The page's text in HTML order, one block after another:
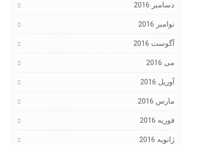
دسامبر 2016
نوامبر 2016
آگوست 2016
می 2016
آوریل 2016
مارس 2016
فوریه 2016
ژانویه 2016